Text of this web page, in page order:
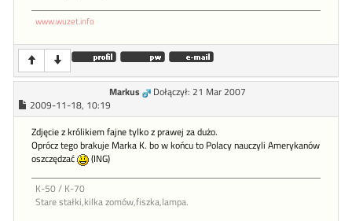
www.wuzet.info
Markus
Dołączył: 21 Mar 2007
2009-11-18, 10:19
Zdjęcie z królikiem fajne tylko z prawej za dużo.
Oprócz tego brakuje Marka K. bo w końcu to Polacy nauczyli Amerykanów
oszczędzać
(ING)
K-50 / K-70
Stare stałki,kilka zomów,fiszka,lampa.